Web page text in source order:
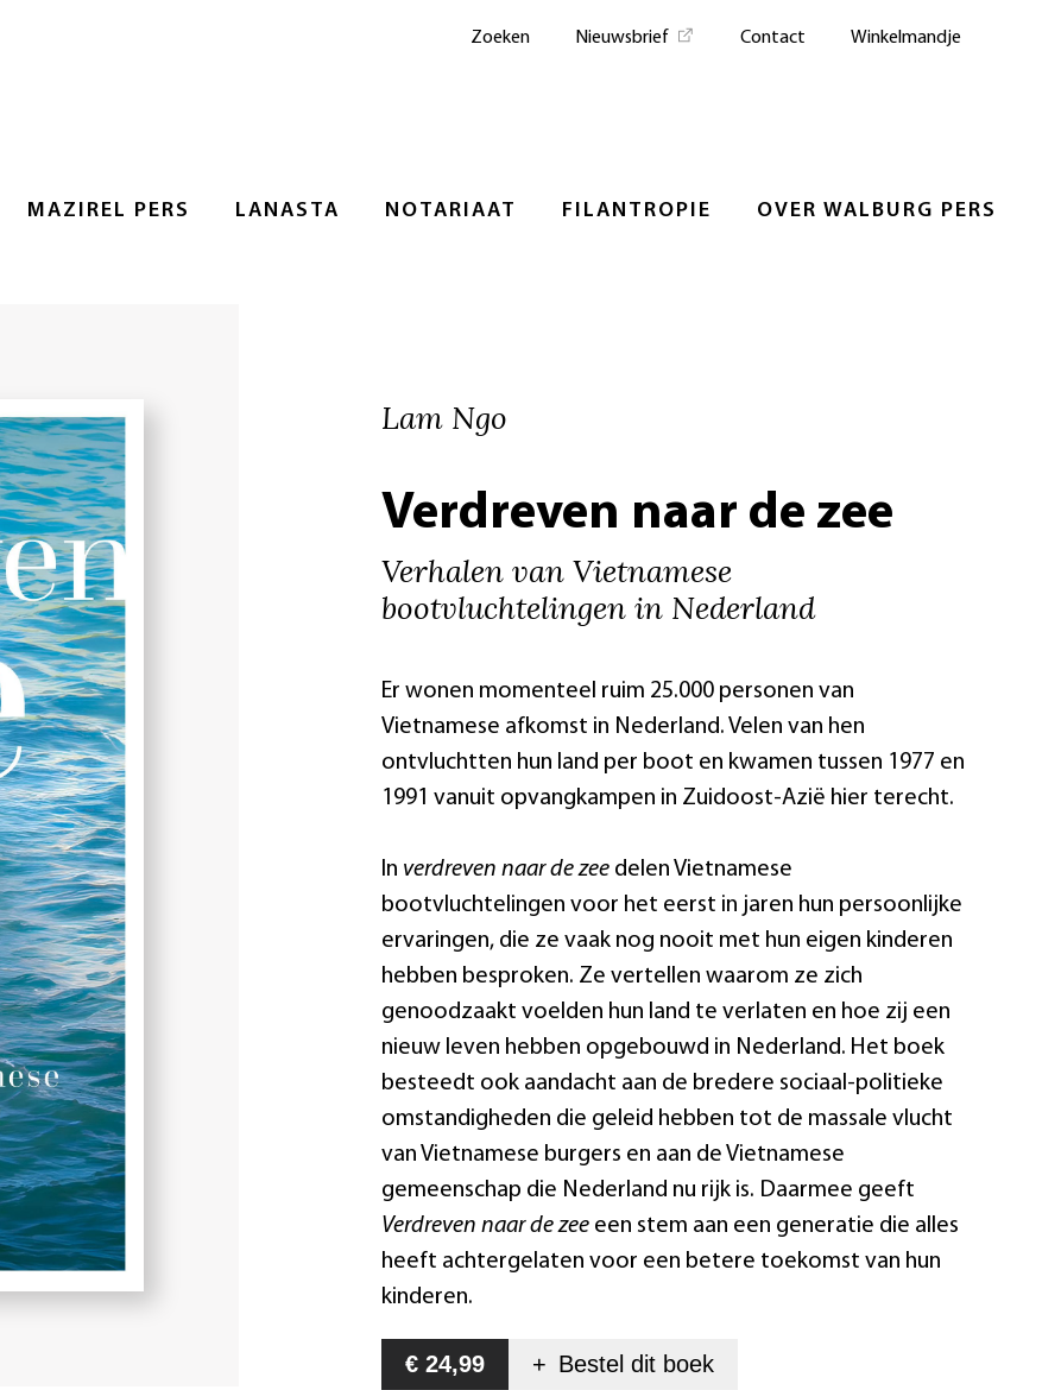
MAZIREL PERS LANASTA NOTARIAAT FILANTROPIE OVER WALBURG PERS
Zoeken Nieuwsbrief Contact Winkelmandje
Lam Ngo
Verdreven naar de zee
Verhalen van Vietnamese
bootvluchtelingen in Nederland
Er wonen momenteel ruim 25.000 personen van
Vietnamese afkomst in Nederland. Velen van hen
ontvluchtten hun land per boot en kwamen tussen 1977 en
1991 vanuit opvangkampen in Zuidoost-Azië hier terecht.
In verdreven naar de zee delen Vietnamese
bootvluchtelingen voor het eerst in jaren hun persoonlijke
ervaringen, die ze vaak nog nooit met hun eigen kinderen
hebben besproken. Ze vertellen waarom ze zich
genoodzaakt voelden hun land te verlaten en hoe zij een
nieuw leven hebben opgebouwd in Nederland. Het boek
besteedt ook aandacht aan de bredere sociaal-politieke
omstandigheden die geleid hebben tot de massale vlucht
van Vietnamese burgers en aan de Vietnamese
gemeenschap die Nederland nu rijk is. Daarmee geeft
Verdreven naar de zee een stem aan een generatie die alles
heeft achtergelaten voor een betere toekomst van hun
kinderen.
€ 24,99 + Bestel dit boek